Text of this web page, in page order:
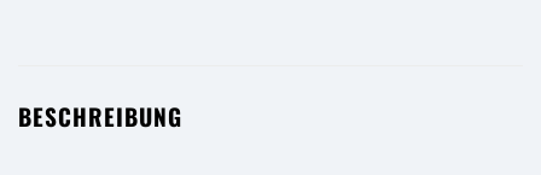
BESCHREIBUNG